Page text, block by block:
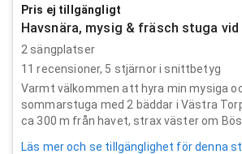
Pris ej tillgängligt
Havsnära, mysig & fräsch stuga vid
2 sängplatser
11 recensioner, 5 stjärnor i snittbetyg
Varmt välkommen att hyra min mysiga
sommarstuga med 2 bäddar i Västra
ca 300 m från havet, strax väster om
Läs mer och se tillgänglighet för denna